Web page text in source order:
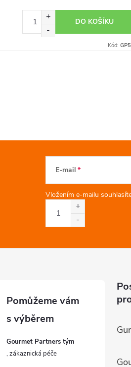
DO KOŠÍKU
Kód:
E-mail
Vložením e-mailu
Gourmet Partners tým